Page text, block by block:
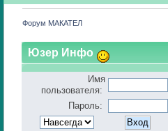
Форум МАКАТЕЛ
Юзер Инфо
Имя
пользователя:
Пароль: